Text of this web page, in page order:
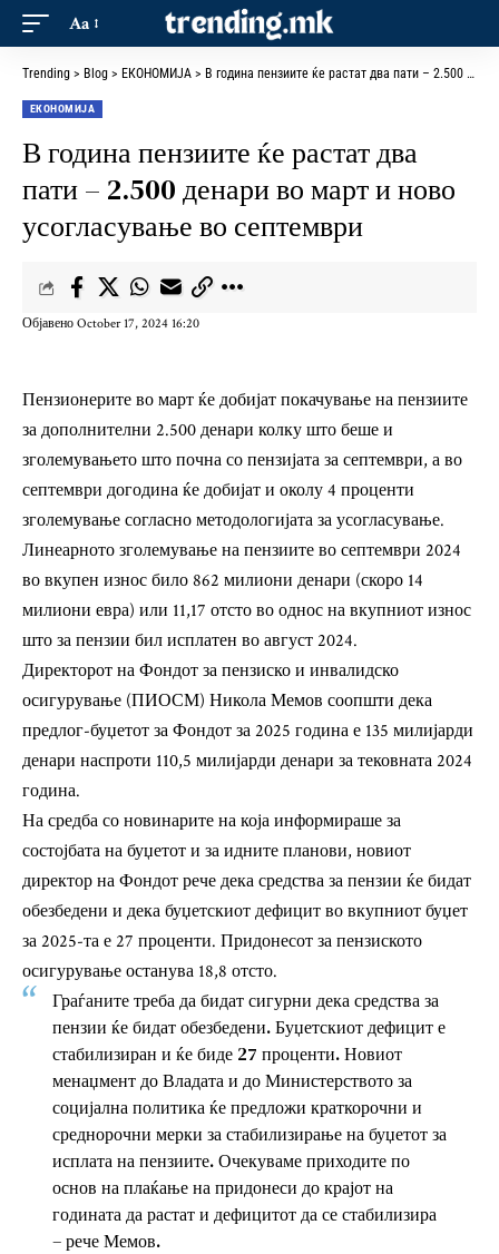
Aa
Trending > Blog > ЕКОНОМИЈА > В година пензиите ќе растат два пати – 2.500 денари во март и ново усогласување во септември
ЕКОНОМИЈА
В година пензиите ќе растат два
пати – 2.500 денари во март и ново
усогласување во септември
Објавено October 17, 2024 16:20
Пензионерите во март ќе добијат покачување на пензиите
за дополнителни 2.500 денари колку што беше и
зголемувањето што почна со пензијата за септември, а во
септември догодина ќе добијат и околу 4 проценти
зголемување согласно методологијата за усогласување.
Линеарното зголемување на пензиите во септември 2024
во вкупен износ било 862 милиони денари (скоро 14
милиони евра) или 11,17 отсто во однос на вкупниот износ
што за пензии бил исплатен во август 2024.
Директорот на Фондот за пензиско и инвалидско
осигурување (ПИОСМ) Никола Мемов соопшти дека
предлог-буџетот за Фондот за 2025 година е 135 милијарди
денари наспроти 110,5 милијарди денари за тековната 2024
година.
На средба со новинарите на која информираше за
состојбата на буџетот и за идните планови, новиот
директор на Фондот рече дека средства за пензии ќе бидат
обезбедени и дека буџетскиот дефицит во вкупниот буџет
за 2025-та е 27 проценти. Придонесот за пензиското
осигурување останува 18,8 отсто.
Граѓаните треба да бидат сигурни дека средства за
пензии ќе бидат обезбедени. Буџетскиот дефицит е
стабилизиран и ќе биде 27 проценти. Новиот
менаџмент до Владата и до Министерството за
социјална политика ќе предложи краткорочни и
среднорочни мерки за стабилизирање на буџетот за
исплата на пензиите. Очекуваме приходите по
основ на плаќање на придонеси до крајот на
годината да растат и дефицитот да се стабилизира
– рече Мемов.